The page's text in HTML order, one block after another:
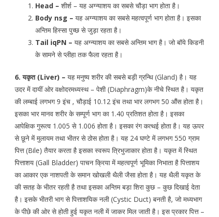
Head – शीर्श – यह अग्न्याशय का सबसे चौड़ा भाग होता है।
Body nsg – यह अग्न्याशय का सबसे महत्वपूर्ण भाग होता है। इसका
अन्तिम हिस्सा पुच्छ से जुड़ा रहता है।
Tail iqPN – यह अग्न्याशय का सबसे अन्तिम भाग है। जो बॉये किडनी
के सामने से प्लीहा तक फैला रहता है।
6. यकृत (Liver) – यह मनुष्य शरीर की सबसे बड़ी ग्रन्थि (Gland) है। यह
उदर में दायीं ओर वक्षोदरमध्यस्थ – पेशी (Diaphragm)के नीचे स्थित है। यकृत
की लम्बाई लगभग 9 इंच , चौड़ाई 10.12 इंच तथा भार लगभग 50 औंस होता है।
इसका भार मानव शरीर के सम्पूर्ण भाग का 1.40 प्रतिशत होता है। इसका
आपेक्षिक गुरूत्व 1.005 से 1.006 होता है। इसका रंग कत्थई होता है। यह ऊपर
से छूने में मुलायम तथा भीतर से ठोस होता है। यह 24 घण्टे में लगभग 550 ग्राम
पित्त (Bile) तैयार करता है इसका स्वरूप त्रिभुजाकार होता है। यकृत में स्थित
पित्ताशय (Gall Bladder) पाचन क्रिया में महत्वपूर्ण भूमिका निभाता है पित्ताशय
का आकार एक नाशपती के समान खोखली थैली जैसा होता है। यह थैली यकृत के
की सतह के भीतर रहती है तथा इसका अन्तिम बड़ा शिरा कुछ – कुछ दिखाई देता
है। इसके भीतरी भाग से पित्ताशयिक नली (Cystic Duct) बनती है, जो मध्यभाग
के पीछे की ओर से होती हुई यकृत नली में जाकर मिल जाती है। इस प्रकार पित्त –